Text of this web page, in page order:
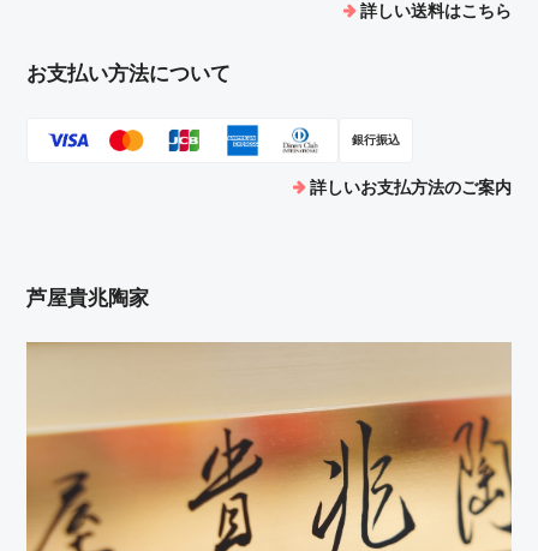
詳しい送料はこちら
お支払い方法について
銀行振込
詳しいお支払方法のご案内
芦屋貴兆陶家